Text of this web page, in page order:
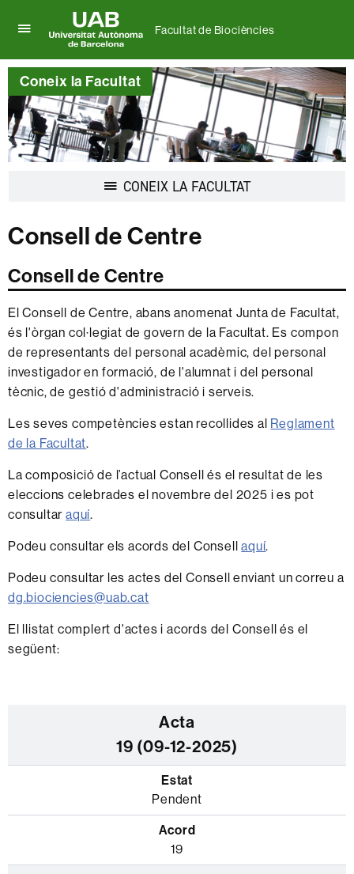
per
desplegar
el
menú
de
Facultat
de
Biociències
Universitat
Autònoma
de
Barcelona
Facultat de Biociències
Coneix la Facultat
CONEIX LA FACULTATDesplegar
Consell de Centre
Consell de Centre
El Consell de Centre, abans anomenat Junta de Facultat,
és l'òrgan col·legiat de govern de la Facultat. Es compon
de representants del personal acadèmic, del personal
investigador en formació, de l'alumnat i del personal
tècnic, de gestió d'administració i serveis.
Les seves competències estan recollides al Reglament
de la Facultat.
La composició de l’actual Consell és el resultat de les
eleccions celebrades el novembre del 2025 i es pot
consultar aquí.
Podeu consultar els acords del Consellaquí.
Podeu consultar les actes del Consell enviant un correu a
dg.biociencies@uab.cat
El llistat complert d'actes i acords del Consell és el
següent:
19 (09-12-2025)
Pendent
19